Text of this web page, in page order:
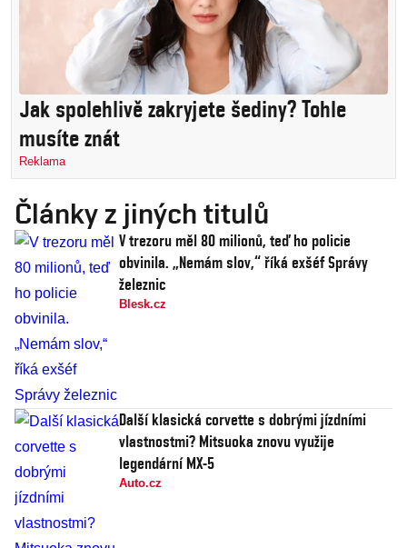
Jak spolehlivě zakryjete šediny? Tohle
musíte znát
Reklama
Články z jiných titulů
V trezoru měl 80 milionů, teď ho policie
obvinila. „Nemám slov,“ říká exšéf Správy
železnic
Blesk.cz
Další klasická corvette s dobrými jízdními
vlastnostmi? Mitsuoka znovu využije
legendární MX-5
Auto.cz